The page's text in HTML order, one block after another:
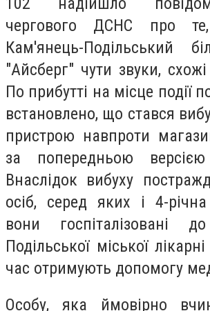
чергового ДСНС про
Кам'янець-Подільський
"Айсберг" чути звуки,
По прибутті на місце події
встановлено, що стався
пристрою навпроти
за попередньою
Внаслідок вибуху
осіб, серед яких і 4-
вони госпіталізовані
Подільської міської
час отримують допомогу
Особу, яка ймовірно